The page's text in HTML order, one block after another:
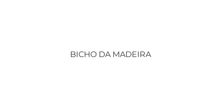
BICHO DA MADEIRA